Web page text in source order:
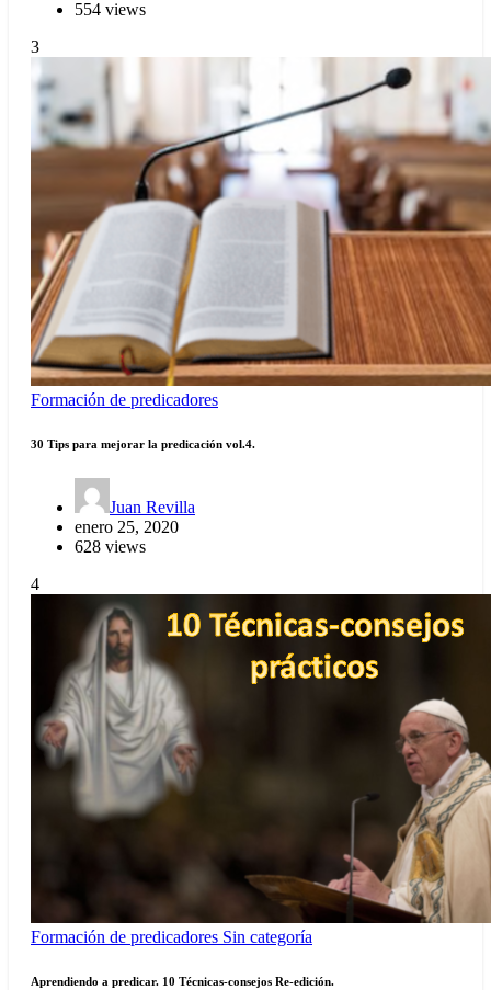
554 views
3
Formación de predicadores
30 Tips para mejorar la predicación vol.4.
Juan Revilla
enero 25, 2020
628 views
4
Formación de predicadores Sin categoría
Aprendiendo a predicar. 10 Técnicas-consejos Re-edición.